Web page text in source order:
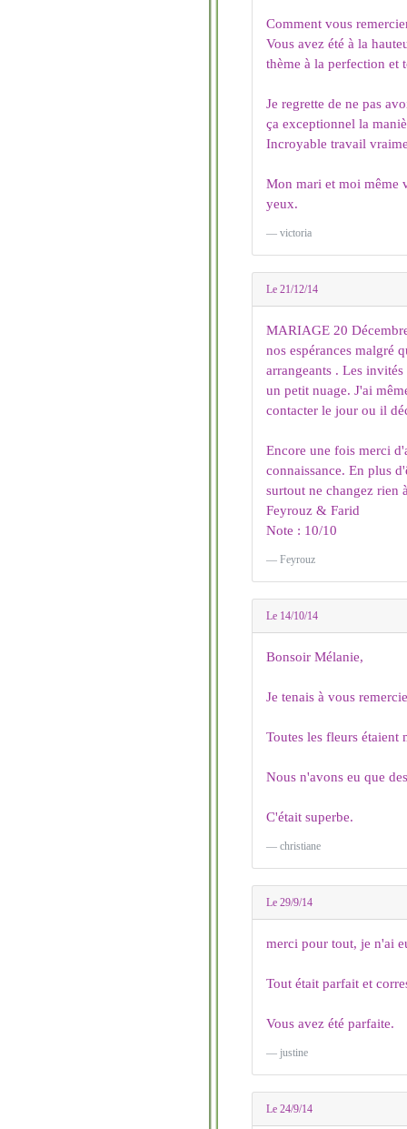
Comment vous
Vous avez été à la
thème à la perfection et
Je regrette de ne pas
ça exceptionnel la
Incroyable travail
Mon mari et moi même
yeux.
victoria
Le 21/12/14
MARIAGE 20
nos espérances malgré
arrangeants . Les
un petit nuage. J'ai
contacter le jour ou il
Encore une fois merci
connaissance. En plus
surtout ne changez rien
Feyrouz & Farid
Note : 10/10
Feyrouz
Le 14/10/14
Bonsoir Mélanie,
Je tenais à vous
Toutes les fleurs étaient
Nous n'avons eu que
C'était superbe.
christiane
Le 29/9/14
merci pour tout, je n'ai
Tout était parfait et
Vous avez été parfaite.
justine
Le 24/9/14